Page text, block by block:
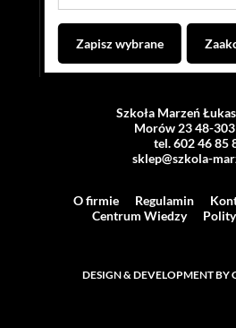
SZKOŁA
Producent i dystrybutor
Szkoła Marzeń
Morów 23 48-
tel. 602 46 85
sklep@szkola-
O firmie Regulamin
Centrum Wiedzy
DESIGN & DEVELOPMENT BY
Zapisz wybrane